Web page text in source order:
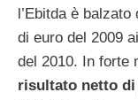
l’Ebitda è
di euro del 2009
del 2010. In forte
risultato netto